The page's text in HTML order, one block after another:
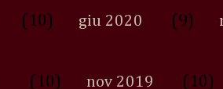
(10) giu 2020 (9)
(10) nov 2019 (10)